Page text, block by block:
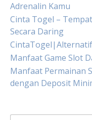
Adrenalin Kamu
Cinta Togel –
Secara Daring
Manfaat Game Slot
Manfaat Permainan
dengan Deposit